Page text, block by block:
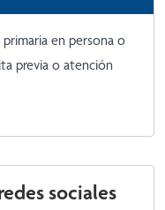
en persona o
previa o atención
sociales